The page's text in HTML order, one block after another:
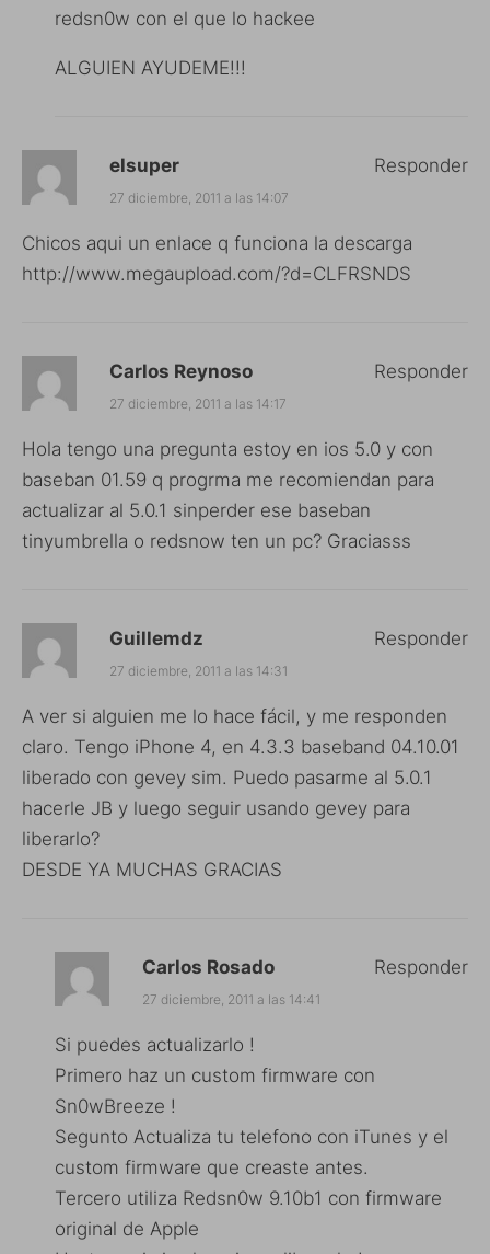
redsn0w con el que lo hackee
ALGUIEN AYUDEME!!!
elsuper
27 diciembre, 2011 a las 14:07
Chicos aqui un enlace q funciona la descarga
http://www.megaupload.com/?d=CLFRSNDS
Responder
Carlos Reynoso
27 diciembre, 2011 a las 14:17
Hola tengo una pregunta estoy en ios 5.0 y con
baseban 01.59 q progrma me recomiendan para
actualizar al 5.0.1 sinperder ese baseban
tinyumbrella o redsnow ten un pc? Graciasss
Responder
Guillemdz
27 diciembre, 2011 a las 14:31
A ver si alguien me lo hace fácil, y me responden
claro. Tengo iPhone 4, en 4.3.3 baseband 04.10.01
liberado con gevey sim. Puedo pasarme al 5.0.1
hacerle JB y luego seguir usando gevey para
liberarlo?
DESDE YA MUCHAS GRACIAS
Responder
Carlos Rosado
27 diciembre, 2011 a las 14:41
Si puedes actualizarlo !
Primero haz un custom firmware con
Sn0wBreeze !
Segunto Actualiza tu telefono con iTunes y el
custom firmware que creaste antes.
Tercero utiliza Redsn0w 9.10b1 con firmware
original de Apple
Responder